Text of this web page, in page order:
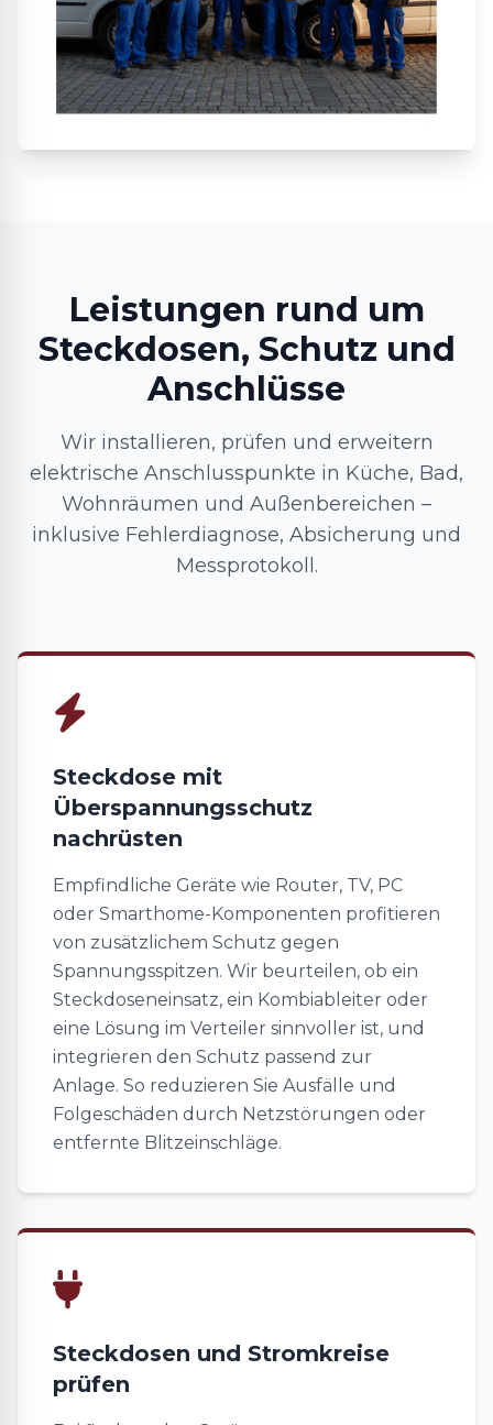
Leistungen rund um
Steckdosen, Schutz und
Anschlüsse
Wir installieren, prüfen und erweitern
elektrische Anschlusspunkte in Küche, Bad,
Wohnräumen und Außenbereichen –
inklusive Fehlerdiagnose, Absicherung und
Messprotokoll.
Steckdose mit
Überspannungsschutz
nachrüsten
Empfindliche Geräte wie Router, TV, PC
oder Smarthome-Komponenten profitieren
von zusätzlichem Schutz gegen
Spannungsspitzen. Wir beurteilen, ob ein
Steckdoseneinsatz, ein Kombiableiter oder
eine Lösung im Verteiler sinnvoller ist, und
integrieren den Schutz passend zur
Anlage. So reduzieren Sie Ausfälle und
Folgeschäden durch Netzstörungen oder
entfernte Blitzeinschläge.
Steckdosen und Stromkreise
prüfen